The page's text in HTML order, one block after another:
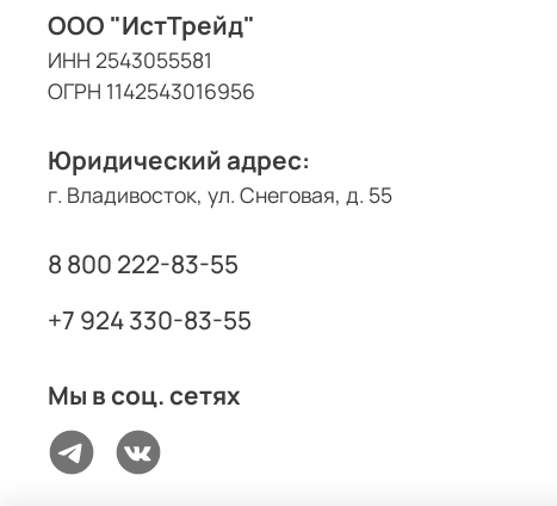
ООО "ИстТрейд"
ИНН 2543055581
ОГРН 1142543016956
Юридический адрес:
г. Владивосток, ул. Снеговая, д. 55
8 800 222-83-55
+7 924 330-83-55
Мы в соц. сетях